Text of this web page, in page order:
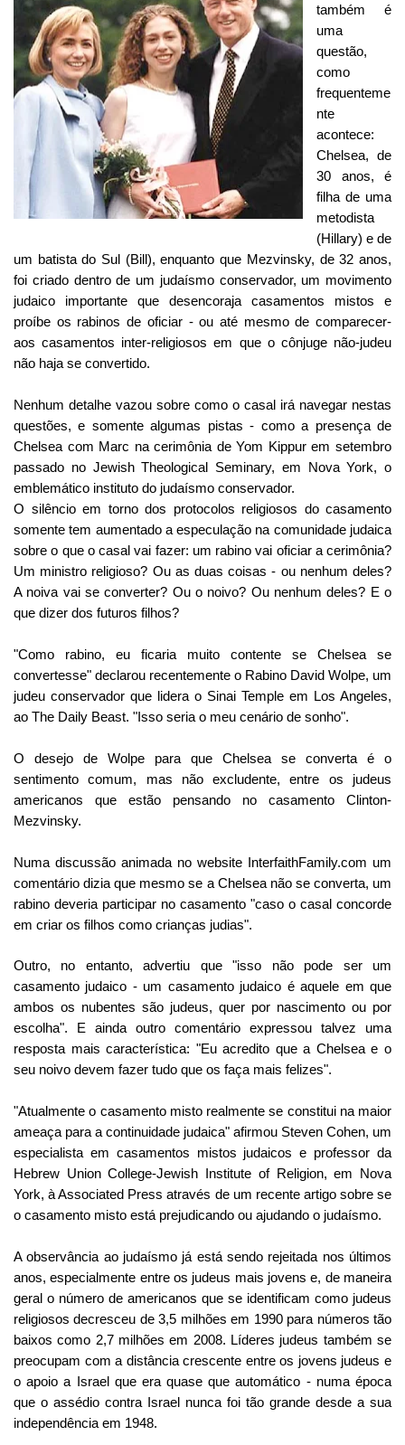
também é
uma
questão,
como
frequenteme
nte
acontece:
Chelsea, de
30 anos, é
filha de uma
metodista
(Hillary) e de
um batista do Sul (Bill), enquanto que Mezvinsky, de 32 anos,
foi criado dentro de um judaísmo conservador, um movimento
judaico importante que desencoraja casamentos mistos e
proíbe os rabinos de oficiar - ou até mesmo de comparecer-
aos casamentos inter-religiosos em que o cônjuge não-judeu
não haja se convertido.
Nenhum detalhe vazou sobre como o casal irá navegar nestas
questões, e somente algumas pistas - como a presença de
Chelsea com Marc na cerimônia de Yom Kippur em setembro
passado no Jewish Theological Seminary, em Nova York, o
emblemático instituto do judaísmo conservador.
O silêncio em torno dos protocolos religiosos do casamento
somente tem aumentado a especulação na comunidade judaica
sobre o que o casal vai fazer: um rabino vai oficiar a cerimônia?
Um ministro religioso? Ou as duas coisas - ou nenhum deles?
A noiva vai se converter? Ou o noivo? Ou nenhum deles? E o
que dizer dos futuros filhos?
"Como rabino, eu ficaria muito contente se Chelsea se
convertesse" declarou recentemente o Rabino David Wolpe, um
judeu conservador que lidera o Sinai Temple em Los Angeles,
ao The Daily Beast. "Isso seria o meu cenário de sonho".
O desejo de Wolpe para que Chelsea se converta é o
sentimento comum, mas não excludente, entre os judeus
americanos que estão pensando no casamento Clinton-
Mezvinsky.
Numa discussão animada no website InterfaithFamily.com um
comentário dizia que mesmo se a Chelsea não se converta, um
rabino deveria participar no casamento "caso o casal concorde
em criar os filhos como crianças judias".
Outro, no entanto, advertiu que "isso não pode ser um
casamento judaico - um casamento judaico é aquele em que
ambos os nubentes são judeus, quer por nascimento ou por
escolha". E ainda outro comentário expressou talvez uma
resposta mais característica: "Eu acredito que a Chelsea e o
seu noivo devem fazer tudo que os faça mais felizes".
"Atualmente o casamento misto realmente se constitui na maior
ameaça para a continuidade judaica" afirmou Steven Cohen, um
especialista em casamentos mistos judaicos e professor da
Hebrew Union College-Jewish Institute of Religion, em Nova
York, à Associated Press através de um recente artigo sobre se
o casamento misto está prejudicando ou ajudando o judaísmo.
A observância ao judaísmo já está sendo rejeitada nos últimos
anos, especialmente entre os judeus mais jovens e, de maneira
geral o número de americanos que se identificam como judeus
religiosos decresceu de 3,5 milhões em 1990 para números tão
baixos como 2,7 milhões em 2008. Líderes judeus também se
preocupam com a distância crescente entre os jovens judeus e
o apoio a Israel que era quase que automático - numa época
que o assédio contra Israel nunca foi tão grande desde a sua
independência em 1948.